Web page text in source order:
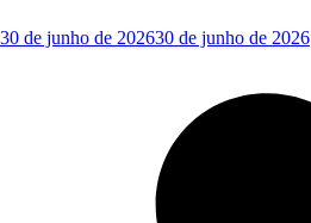
30 de junho de 202630 de junho de 2026